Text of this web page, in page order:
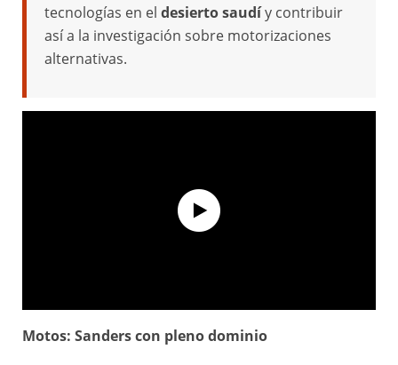
tecnologías en el desierto saudíy contribuir
así a la investigación sobre motorizaciones
alternativas.
Dakar 2026 - La Película de la primera semana
Motos: Sanders con pleno dominio